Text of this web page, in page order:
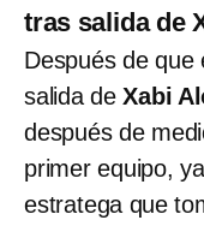
tras salida de
Después de que
salida deXabi
después de
primer equipo,
estratega que